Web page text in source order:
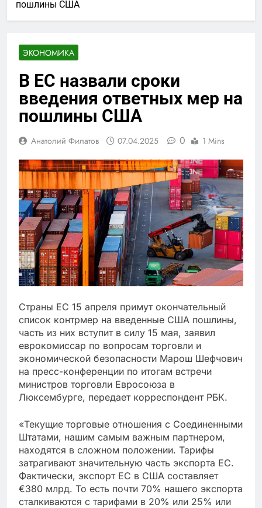
пошлины США
ЭКОНОМИКА
В ЕС назвали сроки
введения ответных мер на
пошлины США
Анатолий Филатов 07.04.2025 0 1 Mins
Страны ЕС 15 апреля примут окончательный
список контрмер на введенные США пошлины,
часть из них вступит в силу 15 мая, заявил
еврокомиссар по вопросам торговли и
экономической безопасности Марош Шефчович
на пресс-конференции по итогам встречи
министров торговли Евросоюза в
Люксембурге, передает корреспондент РБК.
«Текущие торговые отношения с Соединенными
Штатами, нашим самым важным партнером,
находятся в сложном положении. Тарифы
затрагивают значительную часть экспорта ЕС.
Фактически, экспорт ЕС в США составляет
€380 млрд. То есть почти 70% нашего экспорта
сталкиваются с тарифами в 20% или 25% или